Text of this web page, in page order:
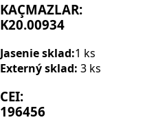
KAÇMAZLAR:
K20.00934
Jasenie sklad:1 ks
Externý sklad: 3 ks
CEI:
196456